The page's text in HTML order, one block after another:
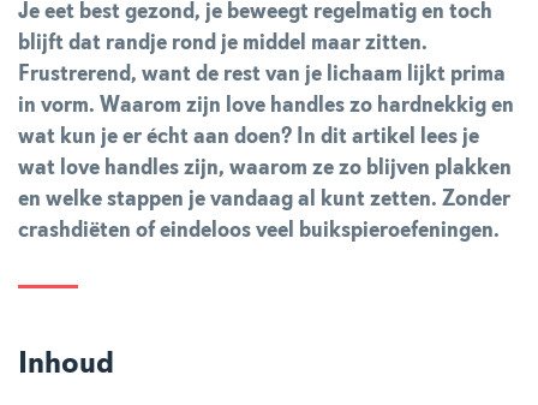
Je eet best gezond, je beweegt regelmatig en toch
blijft dat randje rond je middel maar zitten.
Frustrerend, want de rest van je lichaam lijkt prima
in vorm. Waarom zijn love handles zo hardnekkig en
wat kun je er écht aan doen? In dit artikel lees je
wat love handles zijn, waarom ze zo blijven plakken
en welke stappen je vandaag al kunt zetten. Zonder
crashdiëten of eindeloos veel buikspieroefeningen.
Inhoud